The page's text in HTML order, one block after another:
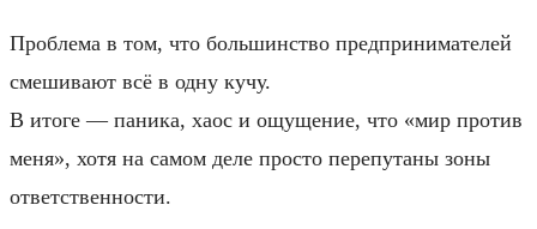
Проблема в том, что большинство предпринимателей
смешивают всё в одну кучу.
В итоге — паника, хаос и ощущение, что «мир против
меня», хотя на самом деле просто перепутаны зоны
ответственности.